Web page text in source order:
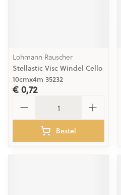
Lohmann Rauscher
Stellastic Visc Windel Cello
10cmx4m 35232
€ 0,72
Bestel